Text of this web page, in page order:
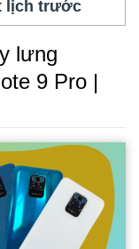
lịch trước
lưng
9 Pro |